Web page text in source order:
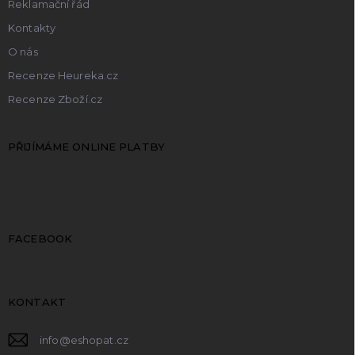
Reklamační řád
Kontakty
O nás
Recenze Heureka.cz
Recenze Zboží.cz
PŘIJÍMÁME ONLINE PLATBY
FACEBOOK
KONTAKT
info@eshopat.cz